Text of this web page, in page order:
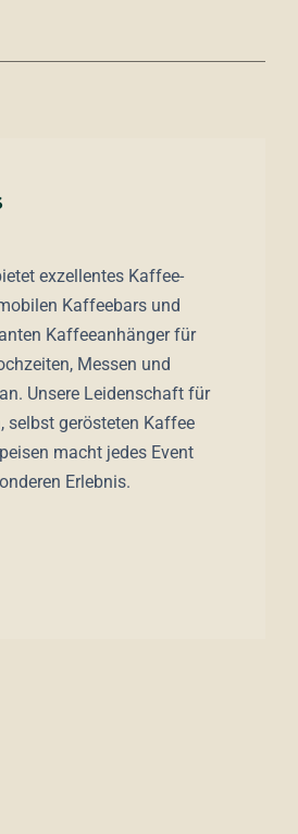
exzellentes Kaffee-
Kaffeebars und
Kaffeeanhänger für
Messen und
Unsere Leidenschaft für
selbst gerösteten Kaffee
macht jedes Event
Erlebnis.